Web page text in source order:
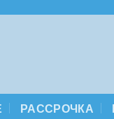
РАССРОЧКА